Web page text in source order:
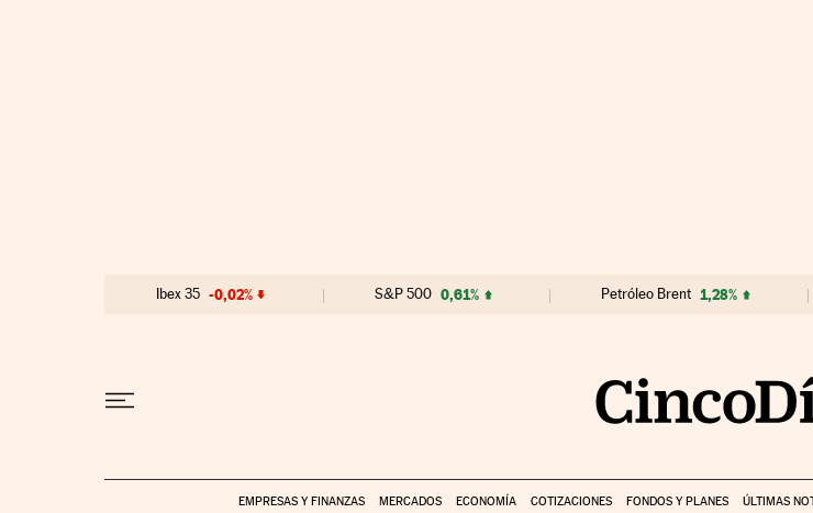
Ibex 35 -0,02% S&P 500 0,61% Petróleo Brent 1,28%
EMPRESAS Y FINANZAS MERCADOS ECONOMÍA COTIZACIONES FONDOS Y PLANES ÚLTIMAS